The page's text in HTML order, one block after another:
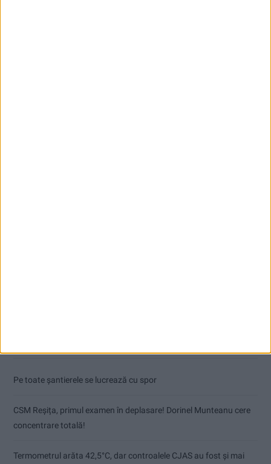
Pe toate șantierele se lucrează cu spor
CSM Reșița, primul examen în deplasare! Dorinel Munteanu cere
concentrare totală!
Termometrul arăta 42,5°C, dar controalele CJAS au fost și mai